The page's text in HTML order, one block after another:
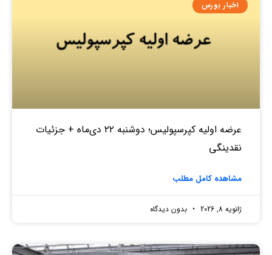
اخبار بورس
عرضه اولیه کپرسپولیس؛ دوشنبه ۲۲ دی‌ماه + جزئیات
نقدینگی
مشاهده کامل مطلب
ژانویه 8, 2026 بدون دیدگاه